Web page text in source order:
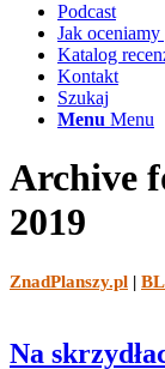
Podcast
Jak
Katalog
Kontakt
Szukaj
Menu Menu
Archive
2019
ZnadPlanszy.pl |
Na